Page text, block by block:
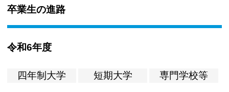
卒業生の進路
令和6年度
四年制大学 短期大学 専門学校等